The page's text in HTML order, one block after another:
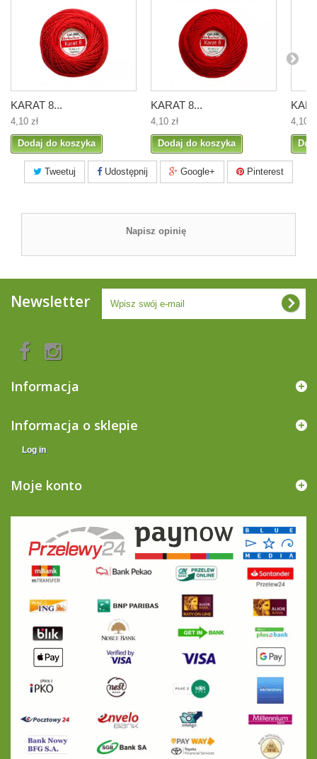
KARAT 8...
4,10 zł
Dodaj do koszyka
KARAT 8...
4,10 zł
Dodaj do koszyka
4,10
Tweetuj Udostępnij Google+ Pinterest
Napisz opinię
Newsletter
Informacja
Informacja o sklepie
Log in
Moje konto